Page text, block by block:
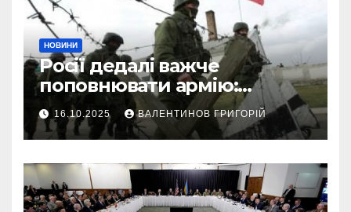
НОВИНИ
Росії дедалі важче
поповнювати армію:
військовий пояснив
приховані причини
16.10.2025 ВАЛЕНТИНОВ ГРИГОРІЙ